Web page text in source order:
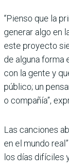
“Pienso que la
generar algo en
este proyecto
de alguna forma
con la gente y
público; un
o compañía”,
Las canciones
en el mundo
los días difíciles